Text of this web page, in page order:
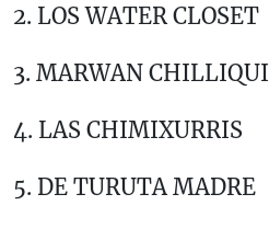
2. LOS WATER CLOSET
3. MARWAN CHILLIQUI
4. LAS CHIMIXURRIS
5. DE TURUTA MADRE